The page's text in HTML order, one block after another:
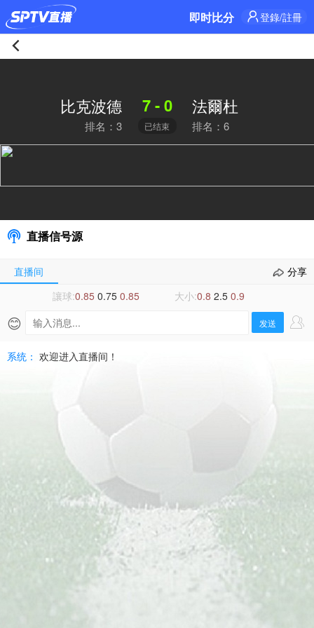
即时比分 登錄/註冊
德
0
爾
杜
直
06-
08
烏
比克波德
排名：3
7 - 0
已结束
法爾杜
排名：6
直播信号源
直播间
分享
讓球:0.85 0.75 0.85 大小:0.8 2.5 0.9
😊 发送
系统： 欢迎进入直播间！